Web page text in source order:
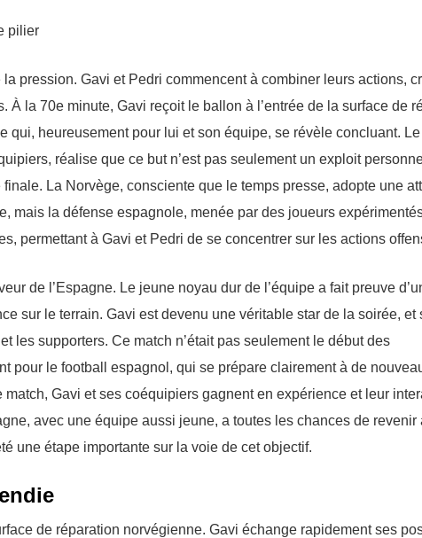
pression. Gavi et Pedri commencent à combiner leurs actions,
la 70e minute, Gavi reçoit le ballon à l’entrée de la surface de
qui, heureusement pour lui et son équipe, se révèle concluant.
réalise que ce but n’est pas seulement un exploit
La Norvège, consciente que le temps presse, adopte une
mais la défense espagnole, menée par des joueurs
permettant à Gavi et Pedri de se concentrer sur les actions
de l’Espagne. Le jeune noyau dur de l’équipe a fait preuve
sur le terrain. Gavi est devenu une véritable star de la soirée, et
les supporters. Ce match n’était pas seulement le début des
pour le football espagnol, qui se prépare clairement à de
Gavi et ses coéquipiers gagnent en expérience et leur
avec une équipe aussi jeune, a toutes les chances de revenir
une étape importante sur la voie de cet objectif.
de réparation norvégienne. Gavi échange rapidement ses